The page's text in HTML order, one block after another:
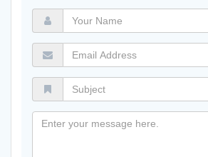
Your
Name
Email
Address
Subject
Message